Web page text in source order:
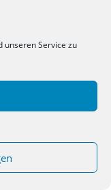
unseren Service zu